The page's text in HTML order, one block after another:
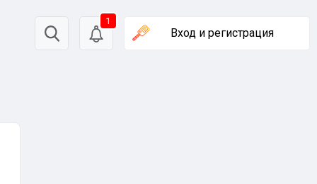
1
Вход и регистрация